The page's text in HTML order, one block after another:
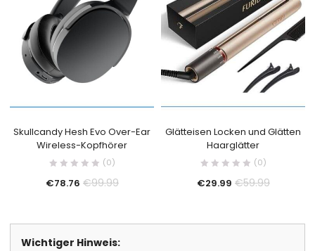
Skullcandy Hesh Evo Over-Ear
Wireless-Kopfhörer
(0)
€78.76 €99.99
Glätteisen Locken und Glätten
Haarglätter
(0)
€29.99 €59.99
Wichtiger Hinweis: